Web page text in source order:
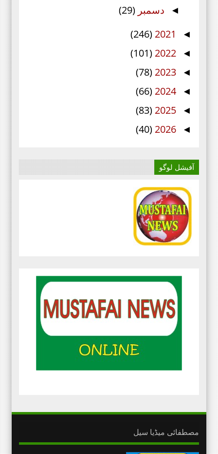
◄ دسمبر (29)
◄
2021
(246)
◄
2022
(101)
◄
2023
(78)
◄
2024
(66)
◄
2025
(83)
◄
2026
(40)
آفیشل لوگو
مصطفائی میڈیا سیل